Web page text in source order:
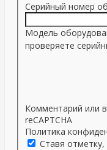
Серийный номер
Модель
проверяете
Комментарий или
reCAPTCHA
Политика
Ставя